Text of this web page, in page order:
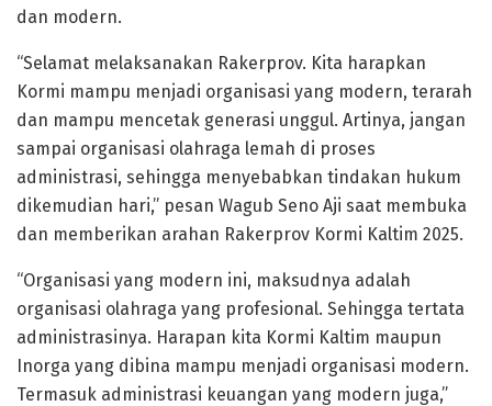
dan modern.
“Selamat melaksanakan Rakerprov. Kita harapkan
Kormi mampu menjadi organisasi yang modern, terarah
dan mampu mencetak generasi unggul. Artinya, jangan
sampai organisasi olahraga lemah di proses
administrasi, sehingga menyebabkan tindakan hukum
dikemudian hari,” pesan Wagub Seno Aji saat membuka
dan memberikan arahan Rakerprov Kormi Kaltim 2025.
“Organisasi yang modern ini, maksudnya adalah
organisasi olahraga yang profesional. Sehingga tertata
administrasinya. Harapan kita Kormi Kaltim maupun
Inorga yang dibina mampu menjadi organisasi modern.
Termasuk administrasi keuangan yang modern juga,”